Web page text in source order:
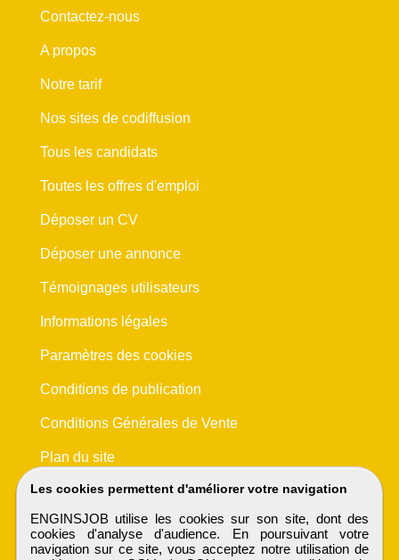
Les cookies permettent d'améliorer votre navigation
ENGINSJOB utilise les cookies sur son site, dont des
cookies d'analyse d'audience. En poursuivant votre
navigation sur ce site, vous acceptez notre utilisation de
Contactez-nous
A propos
Notre tarif
Nos sites de codiffusion
Tous les candidats
Toutes les offres d'emploi
Déposer un CV
Déposer une annonce
Témoignages utilisateurs
Informations légales
Paramètres des cookies
Conditions de publication
Conditions Générales de Vente
Plan du site